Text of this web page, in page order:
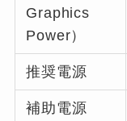
Graphics
Power）
推奨電源
補助電源